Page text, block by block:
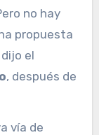
no hay
propuesta
el
, después de
vía de